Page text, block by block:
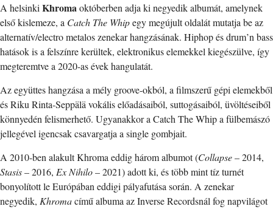
A helsinkiKhromaoktóberben adja ki negyedik albumát, amelynek
első kislemeze, a Catch The Whipegy megújult oldalát mutatja be az
alternatív/electro metalos zenekar hangzásának. Hiphop és drum’n bass
hatások is a felszínre kerültek, elektronikus elemekkel kiegészülve, így
megteremtve a 2020-as évek hangulatát.
Az együttes hangzása a mély groove-okból, a filmszerű gépi elemekből
és Riku Rinta-Seppälä vokális előadásaiból, suttogásaiból, üvöltéseiből
könnyedén felismerhető. Ugyanakkor a Catch The Whip a fülbemászó
jellegével igencsak csavargatja a single gombjait.
A 2010-ben alakult Khroma eddig három albumot (Collapse– 2014,
Stasis– 2016, Ex Nihilo– 2021) adott ki, és több mint tíz turnét
bonyolított le Európában eddigi pályafutása során. A zenekar
negyedik, Khromacímű albuma az Inverse Recordsnál fog napvilágot